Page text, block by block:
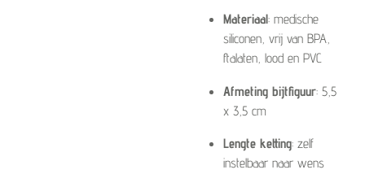
Materiaal: medische
siliconen, vrij van BPA,
ftalaten, lood en PVC
Afmeting bijtfiguur: 5,5
x 3,5 cm
Lengte ketting: zelf
instelbaar naar wens